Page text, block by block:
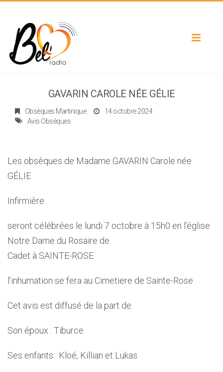
Toggle
GAVARIN CAROLE NÉE GÉLIE
Obsèques Martinique
14 octobre 2024
Avis Obsèques
Les obsèques de Madame GAVARIN Carole née
GÉLIE
Infirmière
seront célébrées le lundi 7 octobre à 15h0 en l’église
Notre Dame du Rosaire de
Cadet à SAINTE-ROSE
l’inhumation se fera au Cimetiere de Sainte-Rose
Cet avis est diffusé de la part de:
Son époux : Tiburce
Ses enfants : Kloé, Killian et Lukas